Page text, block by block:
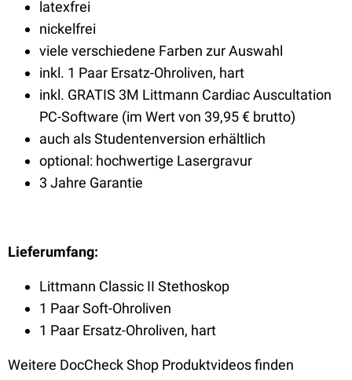
latexfrei
nickelfrei
viele verschiedene Farben zur Auswahl
inkl. 1 Paar Ersatz-Ohroliven, hart
inkl. GRATIS 3M Littmann Cardiac Auscultation
PC-Software (im Wert von 39,95 € brutto)
auch als Studentenversion erhältlich
optional: hochwertige Lasergravur
3 Jahre Garantie
Lieferumfang:
Littmann Classic II Stethoskop
1 Paar Soft-Ohroliven
1 Paar Ersatz-Ohroliven, hart
Weitere DocCheck Shop Produktvideos finden